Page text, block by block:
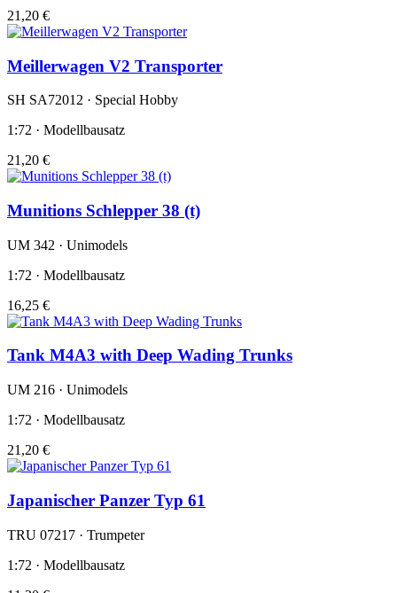
21,20 €
Meillerwagen V2 Transporter
SH SA72012 · Special Hobby
1:72 · Modellbausatz
21,20 €
Munitions Schlepper 38 (t)
UM 342 · Unimodels
1:72 · Modellbausatz
16,25 €
Tank M4A3 with Deep Wading Trunks
UM 216 · Unimodels
1:72 · Modellbausatz
21,20 €
Japanischer Panzer Typ 61
TRU 07217 · Trumpeter
1:72 · Modellbausatz